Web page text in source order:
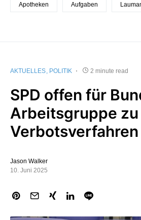
Apotheken Aufgaben
AKTUELLES POLITIK 2 minute read
SPD offen für
Arbeitsgruppe
Verbotsverfahren
Jason Walker
10. Juni 2025